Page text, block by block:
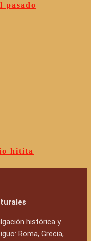
pasado
hitita
histórica y
Roma, Grecia,